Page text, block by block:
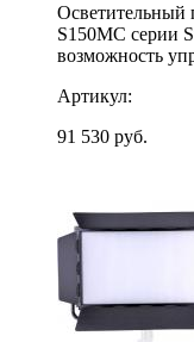
Осветительный
S150MС серии
возможность
Артикул:
91 530 руб.